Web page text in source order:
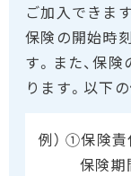
ご加入できます
保険の開始時
す。また、保
ります。以下
例） ①保険責
保険期